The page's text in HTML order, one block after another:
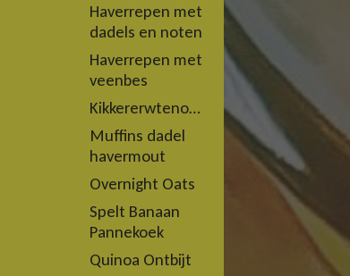
Haverrepen met
dadels en noten
Haverrepen met
veenbes
Kikkererwtenomelet
Muffins dadel
havermout
Overnight Oats
Spelt Banaan
Pannekoek
Quinoa Ontbijt